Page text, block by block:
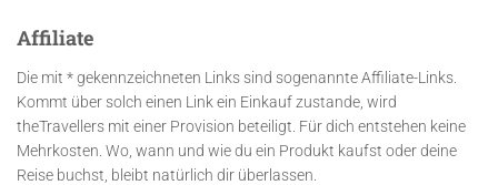
Affiliate
Die mit * gekennzeichneten Links sind sogenannte Affiliate-Links.
Kommt über solch einen Link ein Einkauf zustande, wird
theTravellers mit einer Provision beteiligt. Für dich entstehen keine
Mehrkosten. Wo, wann und wie du ein Produkt kaufst oder deine
Reise buchst, bleibt natürlich dir überlassen.